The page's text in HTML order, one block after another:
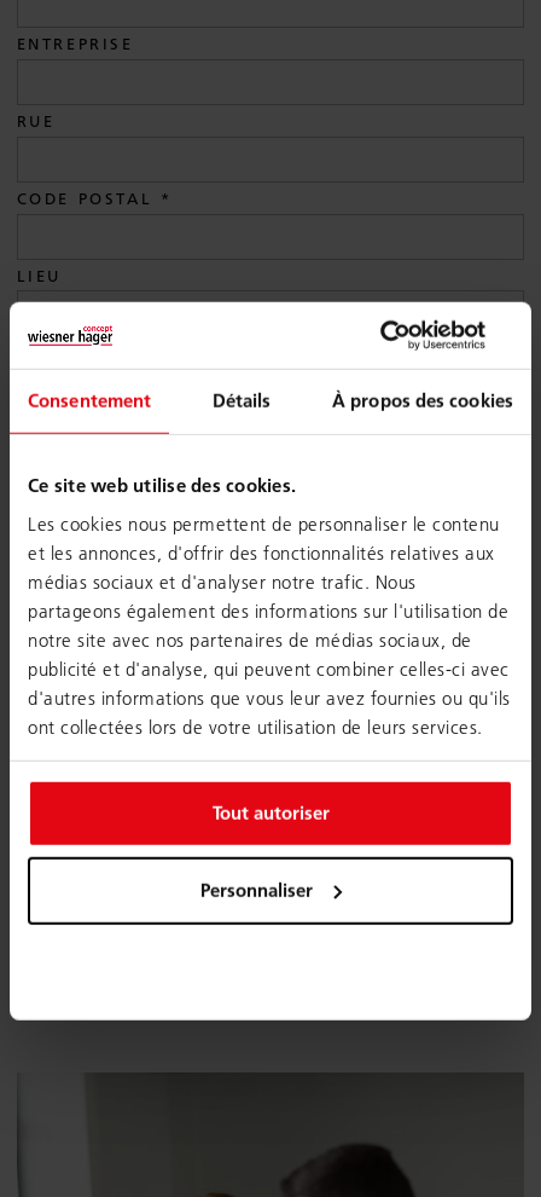
Consentement Détails À propos des cookies
Ce site web utilise des cookies.
Les cookies nous permettent de personnaliser le contenu
et les annonces, d'offrir des fonctionnalités relatives aux
médias sociaux et d'analyser notre trafic. Nous
partageons également des informations sur l'utilisation de
notre site avec nos partenaires de médias sociaux, de
publicité et d'analyse, qui peuvent combiner celles-ci avec
d'autres informations que vous leur avez fournies ou qu'ils
ont collectées lors de votre utilisation de leurs services.
Tout autoriser
Personnaliser
ENTREPRISE
RUE
CODE POSTAL
LIEU
PAYS
E-MAIL
OBJET
MESSAGE
je suis d'accord avec le politique de confidentialité